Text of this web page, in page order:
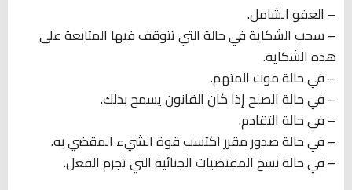
– العفو الشامل.
– سحب الشكاية في حالة التي تتوقف فيها المتابعة على
هذه الشكاية.
– في حالة موت المتهم.
– في حالة الصلح إذا كان القانون يسمح بذلك.
– في حالة التقادم.
– في حالة صدور مقرر اكتسب قوة الشيء المقضي به.
– في حالة نسخ المقتضيات الجنائية التي تجرم الفعل.